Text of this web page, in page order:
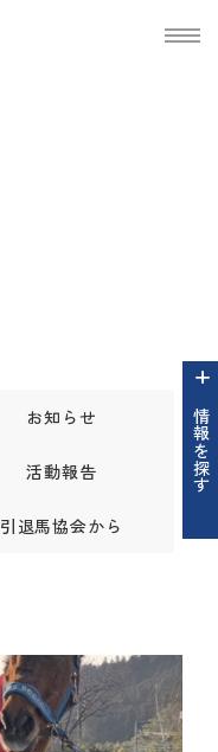
情報を探す
お知らせ
活動報告
引退馬協会から